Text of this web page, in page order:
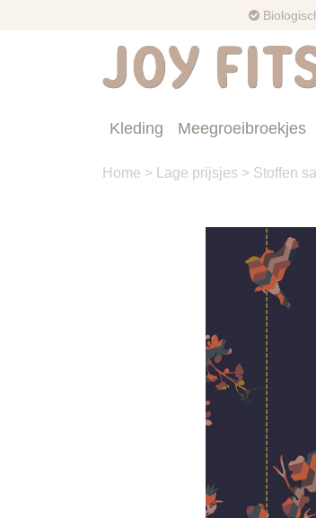
Kleding Meegroeibroekjes
Home > Lage prijsjes > Stoffen